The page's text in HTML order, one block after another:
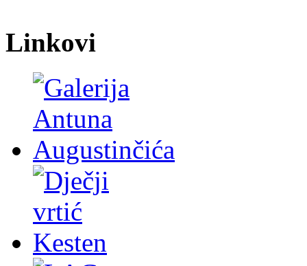
Linkovi